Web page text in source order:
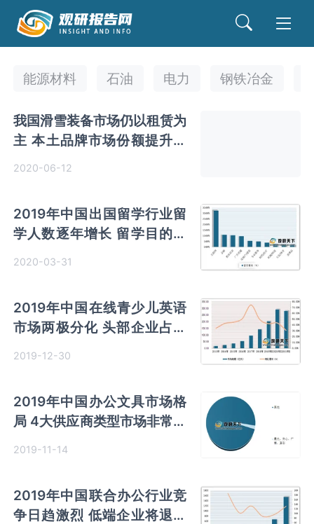
能源材料 石油 电力 钢铁冶金
我国滑雪装备市场仍以租赁为
主 本土品牌市场份额提升空
2020-06-12
2019年中国出国留学行业留
学人数逐年增长 留学目的国
2020-03-31
2019年中国在线青少儿英语
市场两极分化 头部企业占据
2019-12-30
2019年中国办公文具市场格
局 4大供应商类型市场非常分
2019-11-14
2019年中国联合办公行业竞
争日趋激烈 低端企业将退出